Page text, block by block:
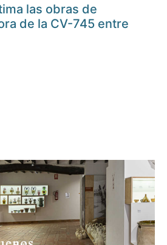
las obras de
de la CV-745 entre